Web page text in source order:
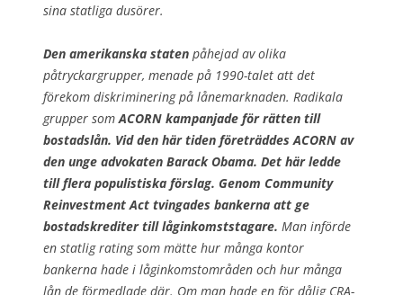
sina statliga dusörer.
Den amerikanska staten påhejad av olika
påtryckargrupper, menade på 1990-talet att det
förekom diskriminering på lånemarknaden. Radikala
grupper som ACORN kampanjade för rätten till
bostadslån. Vid den här tiden företräddes ACORN av
den unge advokaten Barack Obama. Det här ledde
till flera populistiska förslag. Genom Community
Reinvestment Act tvingades bankerna att ge
bostadskrediter till låginkomststagare. Man införde
en statlig rating som mätte hur många kontor
bankerna hade i låginkomstområden och hur många
lån de förmedlade där. Om man hade en för dålig CRA-